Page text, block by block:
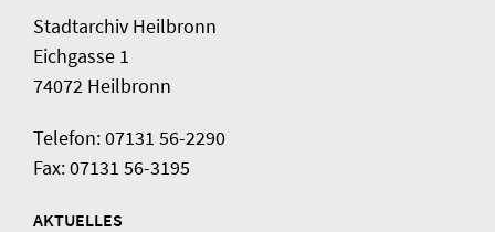
Stadtarchiv Heilbronn
Eichgasse 1
74072 Heilbronn
Telefon: 07131 56-2290
Fax: 07131 56-3195
AKTUELLES